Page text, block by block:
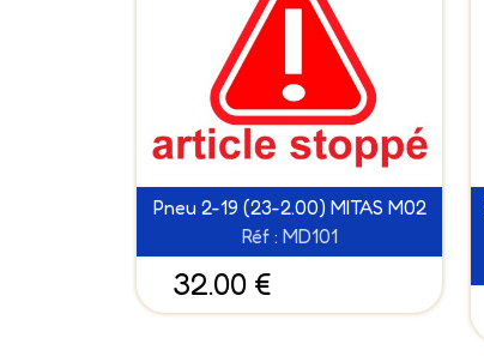
Pneu 2-19 (23-2.00) MITAS M02
Réf : MD101
32.00 €